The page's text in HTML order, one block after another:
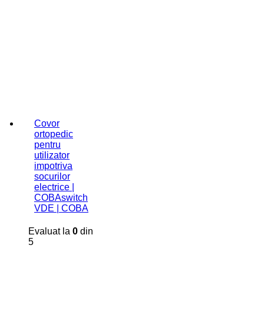
Covor
ortopedic
pentru
utilizator
impotriva
socurilor
electrice |
COBAswitch
VDE | COBA
Evaluat la 0 din
5